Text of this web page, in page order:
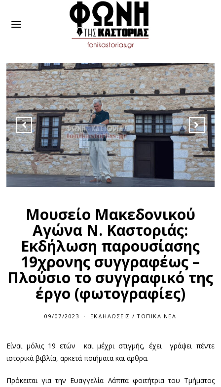
Μουσείο Μακεδονικού
Αγώνα Ν. Καστοριάς:
Εκδήλωση παρουσίασης
19χρονης συγγραφέως –
Πλούσιο το συγγραφικό της
έργο (φωτογραφίες)
09/07/2023 ΕΚΔΗΛΏΣΕΙΣ / ΤΟΠΙΚΆ ΝΈΑ
Είναι μόλις 19 ετών και μέχρι στιγμής, έχει γράψει πέντε
ιστορικά βιβλία, αρκετά ποιήματα και άρθρα.
Πρόκειται για την Ευαγγελία Λάππα φοιτήτρια του Τμήματος